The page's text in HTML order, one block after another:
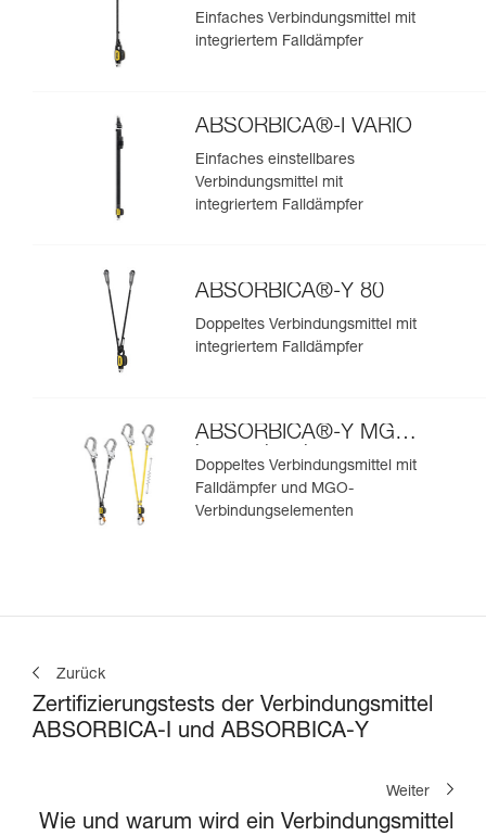
Einfaches Verbindungsmittel mit
integriertem Falldämpfer
ABSORBICA®-I VARIO
Einfaches einstellbares
Verbindungsmittel mit
integriertem Falldämpfer
ABSORBICA®-Y 80
Doppeltes Verbindungsmittel mit
integriertem Falldämpfer
ABSORBICA®-Y MGO
internationale
Ausführung
Doppeltes Verbindungsmittel mit
Falldämpfer und MGO-
Verbindungselementen
Zurück
Zertifizierungstests der Verbindungsmittel
ABSORBICA-I und ABSORBICA-Y
Weiter
Wie und warum wird ein Verbindungsmittel